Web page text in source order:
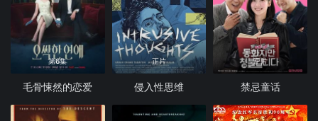
第6集
毛骨悚然的恋爱
正片
侵入性思维
正片
禁忌童话